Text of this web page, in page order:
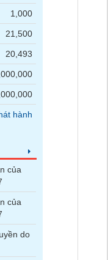
1,000
21,500
20,493
hành
của
của
do